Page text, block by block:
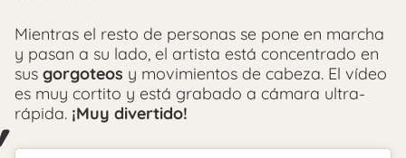
Mientras el resto de personas se pone en marcha
y pasan a su lado, el artista está concentrado en
sus gorgoteos y movimientos de cabeza. El vídeo
es muy cortito y está grabado a cámara ultra-
rápida. ¡Muy divertido!